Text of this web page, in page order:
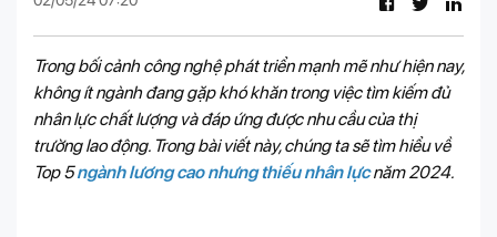
Trong bối cảnh công nghệ phát triển mạnh mẽ như hiện nay,
không ít ngành đang gặp khó khăn trong việc tìm kiếm đủ
nhân lực chất lượng và đáp ứng được nhu cầu của thị
trường lao động. Trong bài viết này, chúng ta sẽ tìm hiểu về
Top 5ngành lương cao nhưng thiếu nhân lựcnăm 2024.